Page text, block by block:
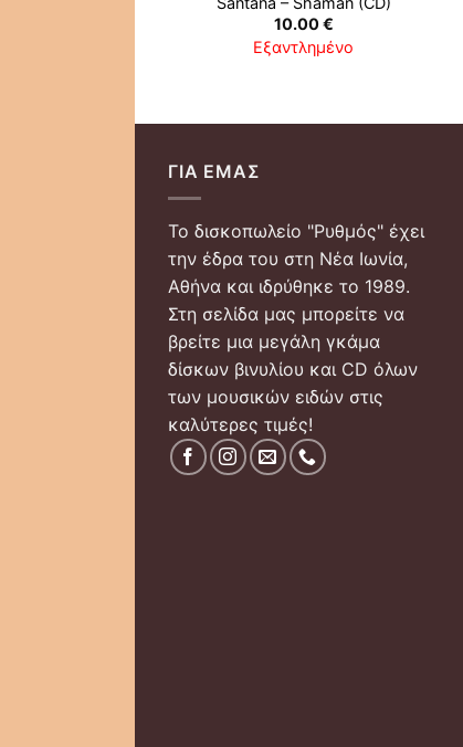
10.00€
Εξαντλημένο
ΓΙΑ ΕΜΆΣ
Το δισκοπωλείο "Ρυθμός" έχει
την έδρα του στη Νέα Ιωνία,
Αθήνα και ιδρύθηκε το 1989.
Στη σελίδα μας μπορείτε να
βρείτε μια μεγάλη γκάμα
δίσκων βινυλίου και CD όλων
των μουσικών ειδών στις
καλύτερες τιμές!